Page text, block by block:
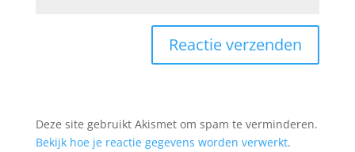
Deze site gebruikt Akismet om spam te verminderen.
Bekijk hoe je reactie gegevens worden verwerkt.